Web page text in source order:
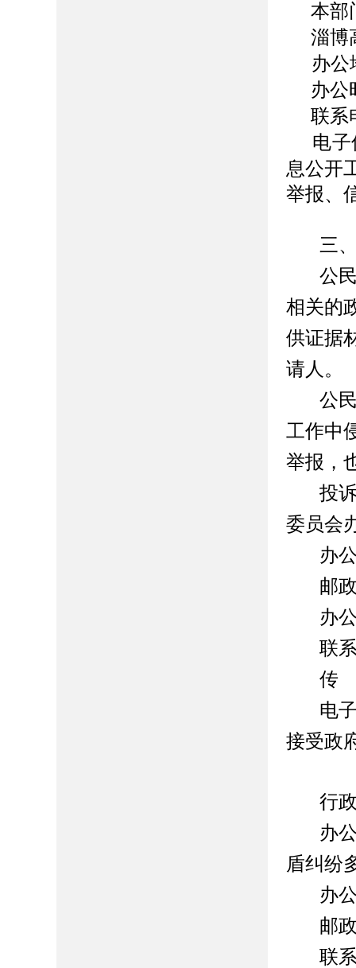
本部
淄博
办公
办公
联系
电
息公开
举报、
三
公
相关的
供证据
请人。
公
工作中
举报，
投
委员会
办
邮
办
联
传
电
接受政
行
办
盾纠纷
办
邮
联